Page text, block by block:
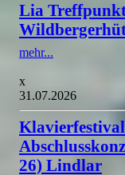
Lia
mehr...
x
31.07.2026
26) Lindlar